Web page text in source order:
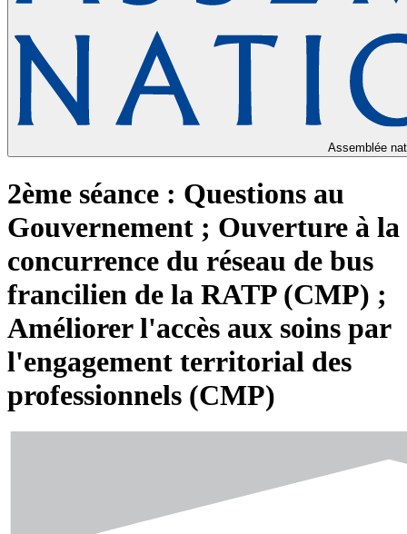
Assemblée
2ème séance : Questions au
Gouvernement ; Ouverture à la
concurrence du réseau de bus
francilien de la RATP (CMP) ;
Améliorer l'accès aux soins par
l'engagement territorial des
professionnels (CMP)